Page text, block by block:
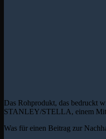
Das Rohprodukt, das bedruckt
STANLEY/STELLA, einem
Was für einen Beitrag zur